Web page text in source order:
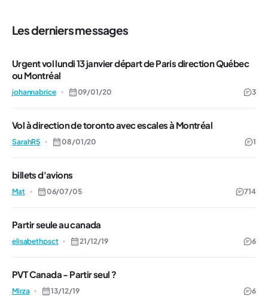
Les derniers messages
Urgent vol lundi 13 janvier départ de Paris direction Québec
ou Montréal
johannabrice 09/01/20 3
Vol à direction de toronto avec escales à Montréal
SarahR5 08/01/20 1
billets d'avions
Mat 06/07/05 714
Partir seule au canada
elisabethpsct 21/12/19 6
PVT Canada - Partir seul ?
Mirza 13/12/19 6